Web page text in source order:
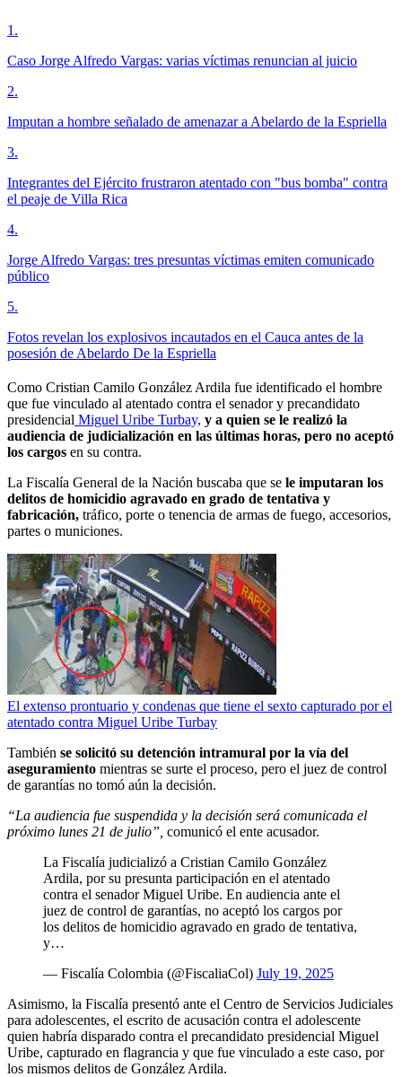
1 .
Caso Jorge Alfredo Vargas: varias víctimas renuncian al juicio
2.
Imputan a hombre señalado de amenazar a Abelardo de la Espriella
3.
Integrantes del Ejército frustraron atentado con "bus bomba" contra
el peaje de Villa Rica
4.
Jorge Alfredo Vargas: tres presuntas víctimas emiten comunicado
público
5.
Fotos revelan los explosivos incautados en el Cauca antes de la
posesión de Abelardo De la Espriella
Como Cristian Camilo González Ardila fue identificado el hombre
que fue vinculado al atentado contra el senador y precandidato
presidencial Miguel Uribe Turbay, y a quien se le realizó la
audiencia de judicialización en las últimas horas, pero no aceptó
los cargos en su contra.
La Fiscalía General de la Nación buscaba que se le imputaran los
delitos de homicidio agravado en grado de tentativa y
fabricación, tráfico, porte o tenencia de armas de fuego, accesorios,
partes o municiones.
El extenso prontuario y condenas que tiene el sexto capturado por el
atentado contra Miguel Uribe Turbay
También se solicitó su detención intramural por la vía del
aseguramiento mientras se surte el proceso, pero el juez de control
de garantías no tomó aún la decisión.
“La audiencia fue suspendida y la decisión será comunicada el
próximo lunes 21 de julio”, comunicó el ente acusador.
La Fiscalía judicializó a Cristian Camilo González
Ardila, por su presunta participación en el atentado
contra el senador Miguel Uribe. En audiencia ante el
juez de control de garantías, no aceptó los cargos por
los delitos de homicidio agravado en grado de tentativa,
y…
— Fiscalía Colombia (@FiscaliaCol) July 19, 2025
Asimismo, la Fiscalía presentó ante el Centro de Servicios Judiciales
para adolescentes, el escrito de acusación contra el adolescente
quien habría disparado contra el precandidato presidencial Miguel
Uribe, capturado en flagrancia y que fue vinculado a este caso, por
los mismos delitos de González Ardila.